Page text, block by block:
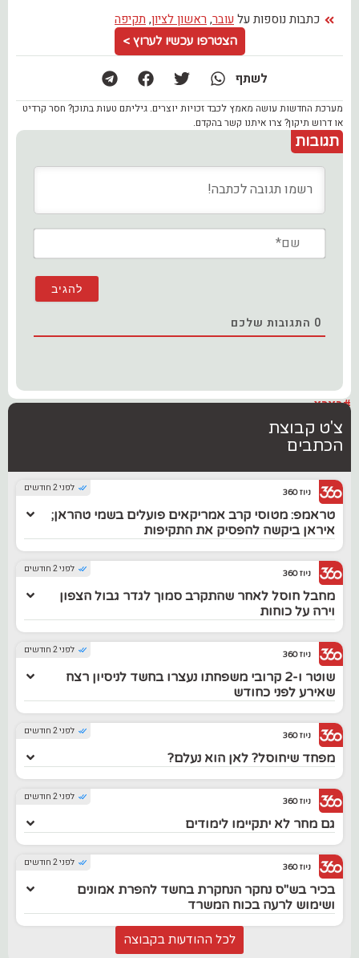
כתבות נוספות על עובר, ראשון לציון, תקיפה
הצטרפו עכשיו לערוץ >
לשתף
מערכת החדשות עושה מאמץ לכבד זכויות יוצרים. גיליתם טעות בתוכן? חסר קרדיט
או דרוש תיקון? צרו איתנו קשר בהקדם.
תגובות
0 התגובות שלכם
#בארץ
צ'ט קבוצת
הכתבים
לפני 2 חודשים ניוז 360
טראמפ: מטוסי קרב אמריקאים פועלים בשמי טהראן;
איראן ביקשה להפסיק את התקיפות
לפני 2 חודשים ניוז 360
מחבל חוסל לאחר שהתקרב סמוך לגדר גבול הצפון
וירה על כוחות
לפני 2 חודשים ניוז 360
שוטר ו-2 קרובי משפחתו נעצרו בחשד לניסיון רצח
שאירע לפני כחודש
לפני 2 חודשים ניוז 360
מפחד שיחוסל? לאן הוא נעלם?
לפני 2 חודשים ניוז 360
גם מחר לא יתקיימו לימודים
לפני 2 חודשים ניוז 360
בכיר בש"ס נחקר הנחקרת בחשד להפרת אמונים
ושימוש לרעה בכוח המשרד
לכל ההודעות בקבוצה